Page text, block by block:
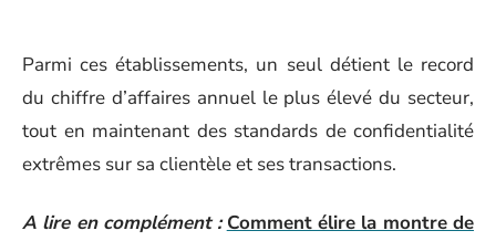
Parmi ces établissements, un seul détient le record
du chiffre d’affaires annuel le plus élevé du secteur,
tout en maintenant des standards de confidentialité
extrêmes sur sa clientèle et ses transactions.
A lire en complément : Comment élire la montre de